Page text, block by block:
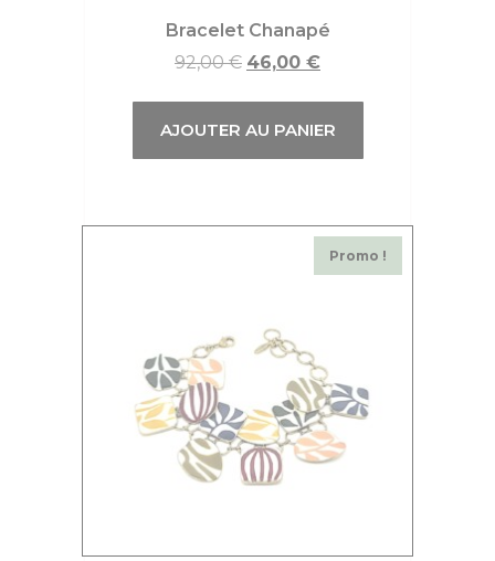
Bracelet Chanapé
92,00€ 46,00 €
AJOUTER AU PANIER
Promo !